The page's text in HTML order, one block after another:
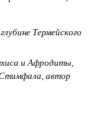
Термейского
и Афродиты,
автор